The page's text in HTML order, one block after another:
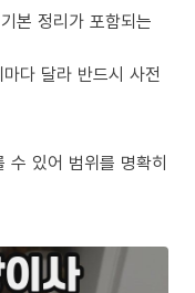
본 정리가 포함되는
다 달라 반드시 사전
수 있어 범위를 명확히